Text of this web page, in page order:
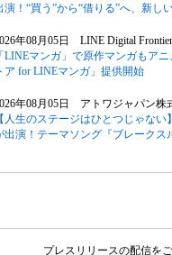
演！“買う”から“借りる”へ、新し
年08月05日 LINE Digital
「LINEマンガ」で原作マンガもア
ア for LINEマンガ」提供開始
年08月05日 アトワジャパン
【人生のステージはひとつじゃな
出演！テーマソング『ブレークス
プレスリリースの配信を